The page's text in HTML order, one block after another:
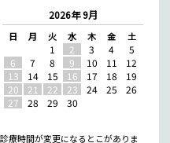
2026年 9月
日 月 火 水 木 金 土
1 2 3 4
5
6
7 8 9 10 11
12
13
14 15 16 17 18
19
20
21 22 23 24 25
26
27
28 29 30
療時間が変更になるとこがありま